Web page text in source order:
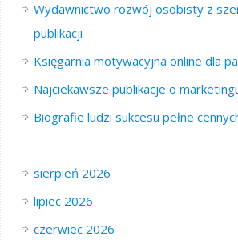
Wydawnictwo rozwój osobisty z
publikacji
Księgarnia motywacyjna online dla
Najciekawsze publikacje o
Biografie ludzi sukcesu pełne
sierpień 2026
lipiec 2026
czerwiec 2026